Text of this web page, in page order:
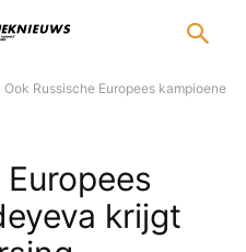
Ook Russische Europees kampioene
krijgt